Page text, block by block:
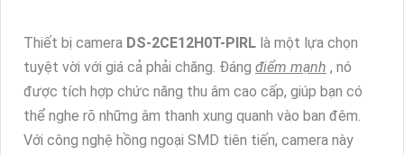
Thiết bị camera DS-2CE12H0T-PIRL là một lựa chọn
tuyệt vời với giá cả phải chăng. Đáng điểm mạnh , nó
được tích hợp chức năng thu âm cao cấp, giúp bạn có
thể nghe rõ những âm thanh xung quanh vào ban đêm.
Với công nghệ hồng ngoại SMD tiên tiến, camera này